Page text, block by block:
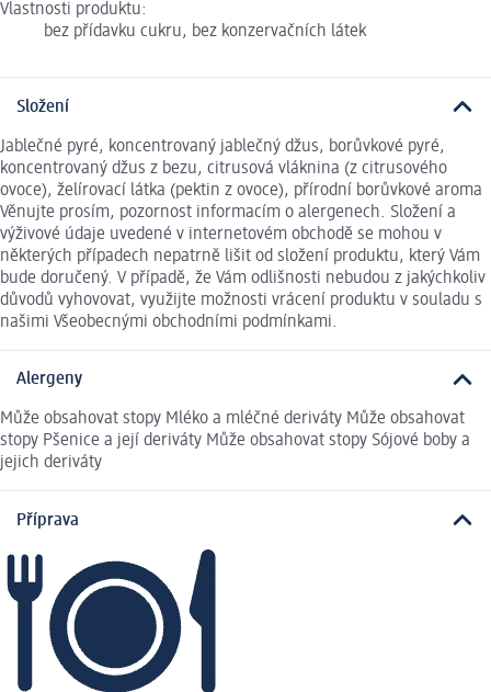
Vlastnosti produktu:
bez přídavku cukru, bez konzervačních látek
Složení
Jablečné pyré, koncentrovaný jablečný džus, borůvkové pyré,
koncentrovaný džus z bezu, citrusová vláknina (z citrusového
ovoce), želírovací látka (pektin z ovoce), přírodní borůvkové aroma
Věnujte prosím, pozornost informacím o alergenech. Složení a
výživové údaje uvedené v internetovém obchodě se mohou v
některých případech nepatrně lišit od složení produktu, který Vám
bude doručený. V případě, že Vám odlišnosti nebudou z jakýchkoliv
důvodů vyhovovat, využijte možnosti vrácení produktu v souladu s
našimi Všeobecnými obchodními podmínkami.
Alergeny
Může obsahovat stopy Mléko a mléčné deriváty Může obsahovat
stopy Pšenice a její deriváty Může obsahovat stopy Sójové boby a
jejich deriváty
Příprava